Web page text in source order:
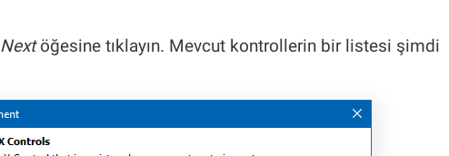
Nextöğesine tıklayın. Mevcut kontrollerin bir listesi şimdi